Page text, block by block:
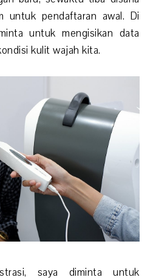
untuk pendaftaran awal. Di
untuk mengisikan data
kulit wajah kita.
saya diminta untuk